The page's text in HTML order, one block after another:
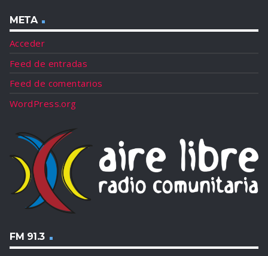
META
Acceder
Feed de entradas
Feed de comentarios
WordPress.org
FM 91.3